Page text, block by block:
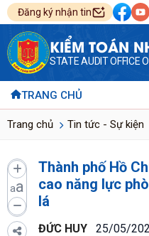
Đăng ký nhận tin
KIỂM TOÁN
STATE AUDIT OFFICE
TRANG CHỦ
Trang chủ Tin tức - Sự kiện
aa
Thành phố Hồ
cao năng lực
lá
ĐỨC HUY 25/05/